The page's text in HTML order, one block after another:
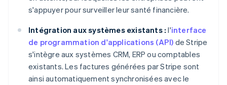
s'appuyer pour surveiller leur santé financière.
Intégration aux systèmes existants : l'interface
de programmation d'applications (API) de Stripe
s'intègre aux systèmes CRM, ERP ou comptables
existants. Les factures générées par Stripe sont
ainsi automatiquement synchronisées avec le